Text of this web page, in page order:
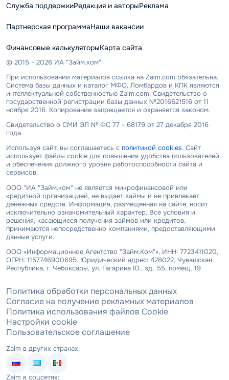
Служба поддержкиРедакция и авторыРеклама
Партнерская программаНаши вакансии
Финансовые калькуляторыКарта сайта
© 2015 - 2026 ИА "Займ.ком"
При использовании материалов ссылка на Zaim.com обязательна.
Система базы данных и каталог МФО, Ломбардов и КПК являются
интеллектуальной собственностью Zaim.com. Свидетельство о
государственной регистрации базы данных №2016621516 от 11
ноября 2016. Копирование запрещается и охраняется законом.
Свидетельство о СМИ ЭЛ № ФС 77 - 68179 от 27 декабря 2016
года.
Используя сайт, вы соглашаетесь с политикой cookies. Сайт
использует файлы cookie для повышения удобства пользователей
и обеспечения должного уровня работоспособности сайта и
сервисов.
ООО "ИА "Займ.ком" не является микрофинансовой или
кредитной организацией, не выдает займы и не привлекает
денежных средств. Информация, размещенная на сайте, носит
исключительно ознакомительный характер. Все условия и
решения, касающиеся получения займов или кредитов,
принимаются непосредственно компаниями, предоставляющими
данные услуги.
ООО «Информационное Агентство "Займ.Ком"», ИНН: 7723411020,
ОГРН: 1157746900695. Юридический адрес: 428022, Чувашская
Республика, г. Чебоксары, ул. Гагарина Ю., зд. 55, помещ. 19
Политика обработки персональных данных
Согласие на получение рекламных материалов
Политика использования файлов Cookie
Настройки cookie
Пользовательское соглашение
Zaim в других странах:
Zaim в соцсетях: